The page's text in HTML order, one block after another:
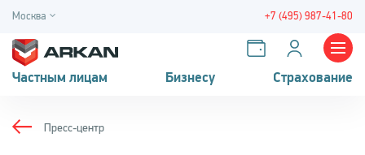
Москва +7 (495) 987-41-80
Частным лицам Бизнесу Страхование
Пресс-центр